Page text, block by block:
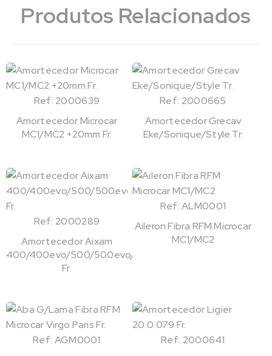
Produtos Relacionados
Ref: 2000639
Amortecedor Microcar
MC1/MC2 +20mm Fr.
Ref: 2000665
Amortecedor Grecav
Eke/Sonique/Style Tr.
Ref: 2000289
Amortecedor Aixam
400/400evo/500/500evo/721
Fr.
Ref: ALM0001
Aileron Fibra RFM Microcar
MC1/MC2
Ref: AGM0001
Ref: 2000641